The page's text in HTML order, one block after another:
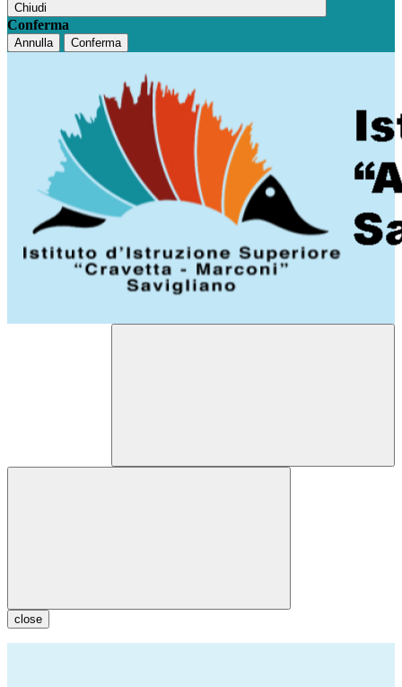
Chiudi
Conferma
Annulla Conferma
close